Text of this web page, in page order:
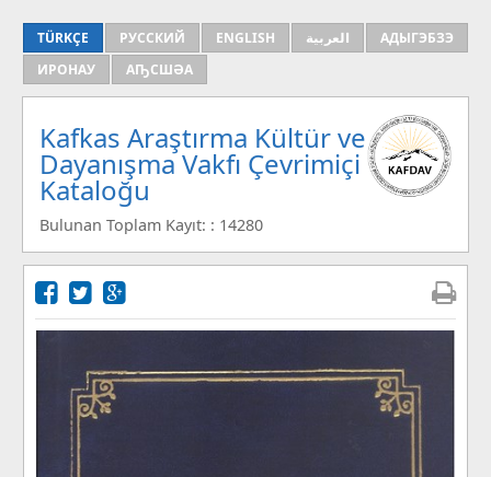
TÜRKÇE РУССКИЙ ENGLISH العربية
АДЫГЭБЗЭ
ИРОНАУ
АҦСШӘА
Kafkas Araştırma Kültür ve
Dayanışma Vakfı Çevrimiçi
Kataloğu
Bulunan Toplam Kayıt: : 14280